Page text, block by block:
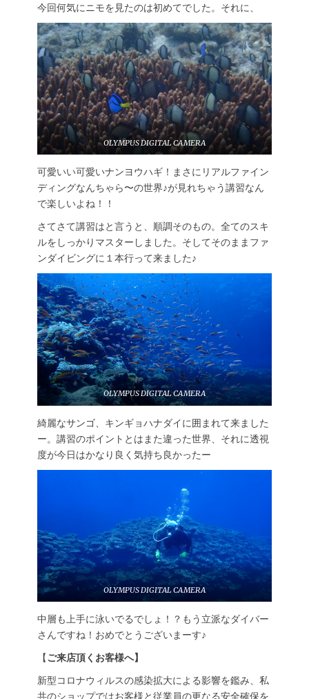
今回何気にニモを見たのは初めてでした。それに、
OLYMPUS DIGITAL CAMERA
可愛いい可愛いナンヨウハギ！まさにリアルファイン
ディングなんちゃら〜の世界♪が見れちゃう講習なん
で楽しいよね！！
さてさて講習はと言うと、順調そのもの。全てのスキ
ルをしっかりマスターしました。そしてそのままファ
ンダイビングに１本行って来ました♪
OLYMPUS DIGITAL CAMERA
綺麗なサンゴ、キンギョハナダイに囲まれて来ました
ー。講習のポイントとはまた違った世界、それに透視
度が今日はかなり良く気持ち良かったー
OLYMPUS DIGITAL CAMERA
中層も上手に泳いでるでしょ！？もう立派なダイバー
さんですね！おめでとうございまーす♪
【ご来店頂くお客様へ】
新型コロナウィルスの感染拡大による影響を鑑み、私
共のショップではお客様と従業員の更なる安全確保を